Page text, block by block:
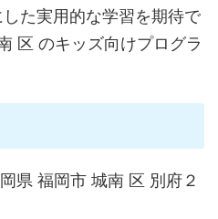
た実用的な学習を期待で
区 のキッズ向けプログラ
県 福岡市 城南 区 別府２